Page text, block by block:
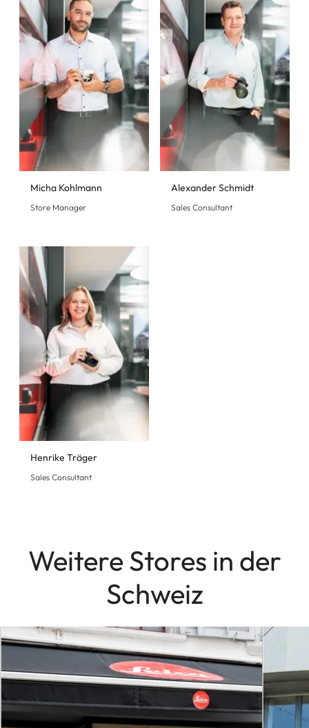
Micha Kohlmann
Store Manager
Alexander Schmidt
Sales Consultant
Henrike Träger
Sales Consultant
Weitere Stores in der
Schweiz